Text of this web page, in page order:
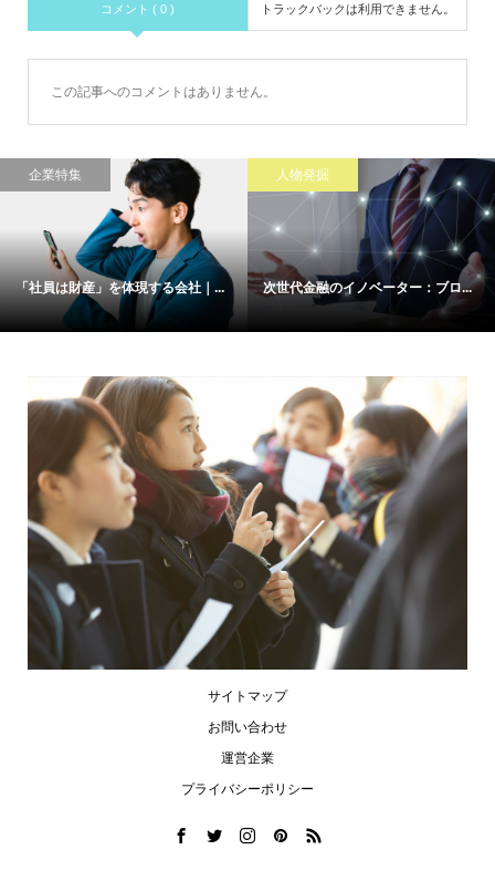
コメント ( 0 ) トラックバックは利用できません。
この記事へのコメントはありません。
企業特集
「社員は財産」を体現する会社｜...
人物発掘
次世代金融のイノベーター：ブロ...
サイトマップ
お問い合わせ
運営企業
プライバシーポリシー